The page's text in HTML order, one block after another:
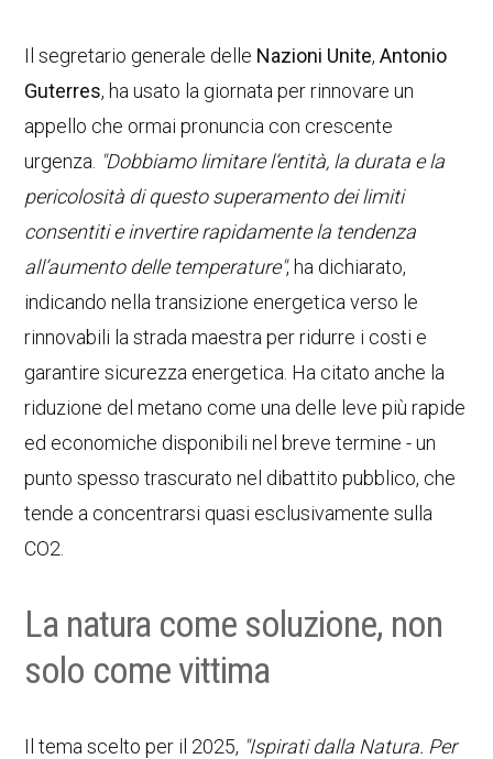
Il segretario generale delle Nazioni Unite,Antonio
Guterres, ha usato la giornata per rinnovare un
appello che ormai pronuncia con crescente
urgenza. "Dobbiamo limitare l’entità, la durata e la
pericolosità di questo superamento dei limiti
consentiti e invertire rapidamente la tendenza
all’aumento delle temperature", ha dichiarato,
indicando nella transizione energetica verso le
rinnovabili la strada maestra per ridurre i costi e
garantire sicurezza energetica. Ha citato anche la
riduzione del metano come una delle leve più rapide
ed economiche disponibili nel breve termine - un
punto spesso trascurato nel dibattito pubblico, che
tende a concentrarsi quasi esclusivamente sulla
CO2.
La natura come soluzione, non
solo come vittima
Il tema scelto per il 2025, "Ispirati dalla Natura. Per